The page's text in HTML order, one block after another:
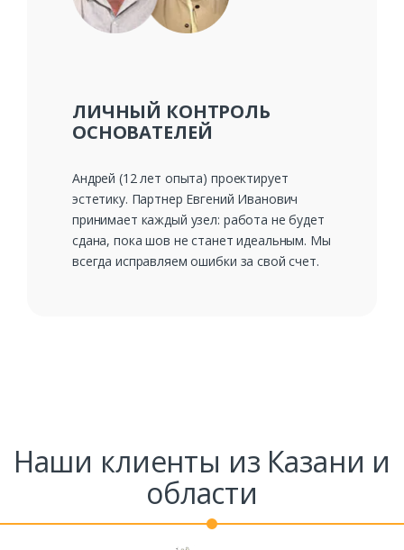
ЛИЧНЫЙ КОНТРОЛЬ
ОСНОВАТЕЛЕЙ
Андрей (12 лет опыта) проектирует
эстетику. Партнер Евгений Иванович
принимает каждый узел: работа не будет
сдана, пока шов не станет идеальным. Мы
всегда исправляем ошибки за свой счет.
Наши клиенты из Казани и
области